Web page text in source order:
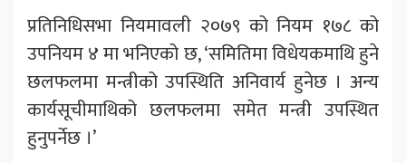
प्रतिनिधिसभा नियमावली २०७९ को नियम १७८ को
उपनियम ४ मा भनिएको छ, ‘समितिमा विधेयकमाथि हुने
छलफलमा मन्त्रीको उपस्थिति अनिवार्य हुनेछ । अन्य
कार्यसूचीमाथिको छलफलमा समेत मन्त्री उपस्थित
हुनुपर्नेछ ।’